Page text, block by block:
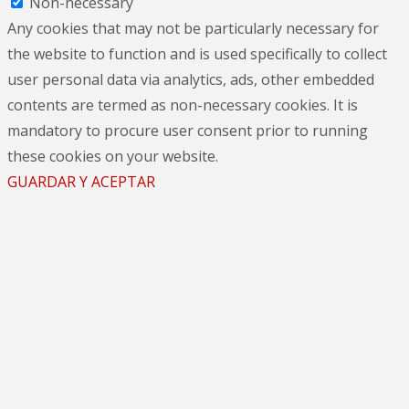
Any cookies that may not be particularly necessary for
the website to function and is used specifically to collect
user personal data via analytics, ads, other embedded
contents are termed as non-necessary cookies. It is
mandatory to procure user consent prior to running
these cookies on your website.
GUARDAR Y ACEPTAR